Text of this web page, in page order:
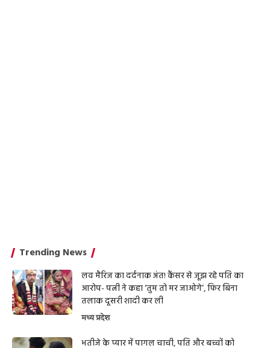
Trending News
लव मैरिज का दर्दनाक अंत! कैंसर से जूझ रहे पति का
आरोप- पत्नी ने कहा ‘तुम तो मर जाओगे’, फिर बिना
तलाक दूसरी शादी कर ली
मध्य प्रदेश
भतीजे के प्यार में पागल चाची, पति और बच्चों को